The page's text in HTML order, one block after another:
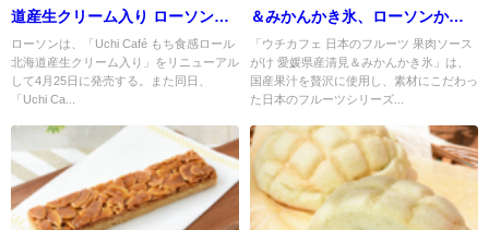
道産生クリーム入り ローソンス
イーツ
ローソンは、「Uchi Café もち食感ロール
北海道産生クリーム入り」をリニューアル
して4月25日に発売する。また同日、
「Uchi Ca...
＆みかんかき氷、ローソンから
涼と興奮の一杯。愛媛県産清見
＆みかんかき氷 135ml
「ウチカフェ 日本のフルーツ 果肉ソース
がけ 愛媛県産清見＆みかんかき氷」は、
国産果汁を贅沢に使用し、素材にこだわっ
た日本のフルーツシリーズ...